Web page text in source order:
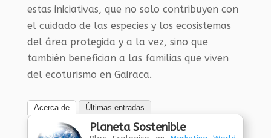
estas iniciativas, que no solo contribuyen con
el cuidado de las especies y los ecosistemas
del área protegida y a la vez, sino que
también benefician a las familias que viven
del ecoturismo en Gairaca.
Acerca de Últimas entradas
Planeta Sostenible